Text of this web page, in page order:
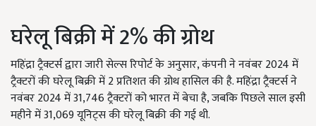
घरेलू बिक्री में 2% की ग्रोथ
महिंद्रा ट्रैक्टर्स द्वारा जारी सेल्स रिपोर्ट के अनुसार, कंपनी ने नवंबर 2024 में
ट्रैक्टरों की घरेलू बिक्री में 2 प्रतिशत की ग्रोथ हासिल की है. महिंद्रा ट्रैक्टर्स ने
नवंबर 2024 में 31,746 ट्रैक्टरों को भारत में बेचा है, जबकि पिछले साल इसी
महीने में 31,069 यूनिट्स की घरेलू बिक्री की गई थी.